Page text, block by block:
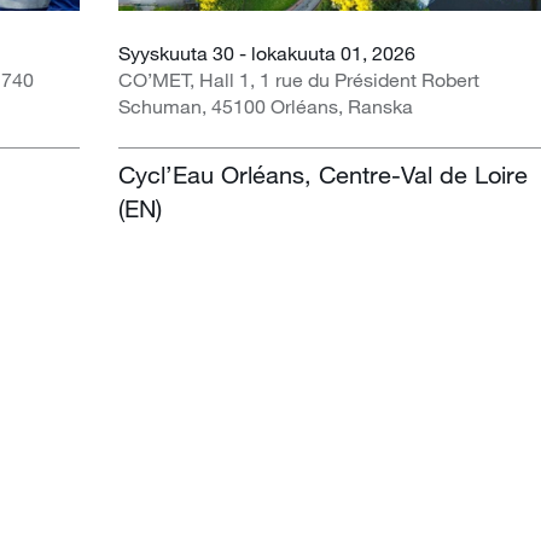
Syyskuuta 30 - lokakuuta 01, 2026
CO’MET, Hall 1, 1 rue du Président Robert
Schuman, 45100 Orléans, Ranska
Cycl’Eau Orléans, Centre-Val de Loire
(EN)